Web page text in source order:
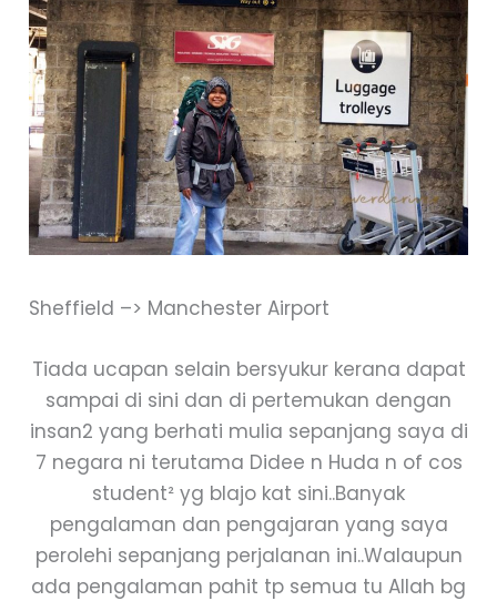
Sheffield –> Manchester Airport
Tiada ucapan selain bersyukur kerana dapat
sampai di sini dan di pertemukan dengan
insan2 yang berhati mulia sepanjang saya di
7 negara ni terutama Didee n Huda n of cos
student² yg blajo kat sini..Banyak
pengalaman dan pengajaran yang saya
perolehi sepanjang perjalanan ini..Walaupun
ada pengalaman pahit tp semua tu Allah bg